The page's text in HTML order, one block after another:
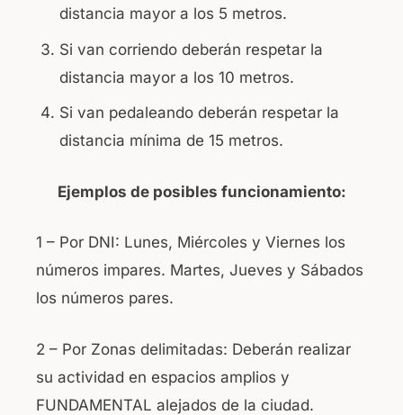
distancia mayor a los 5 metros.
Si van corriendo deberán respetar la
distancia mayor a los 10 metros.
Si van pedaleando deberán respetar la
distancia mínima de 15 metros.
Ejemplos de posibles funcionamiento:
1 – Por DNI: Lunes, Miércoles y Viernes los
números impares. Martes, Jueves y Sábados
los números pares.
2 – Por Zonas delimitadas: Deberán realizar
su actividad en espacios amplios y
FUNDAMENTAL alejados de la ciudad.